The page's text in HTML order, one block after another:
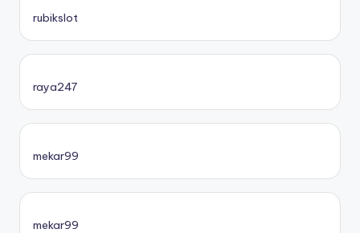
rubikslot
raya247
mekar99
mekar99